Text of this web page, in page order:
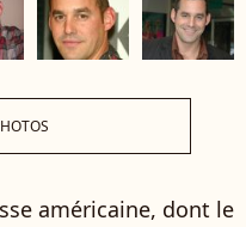
américaine, dont le